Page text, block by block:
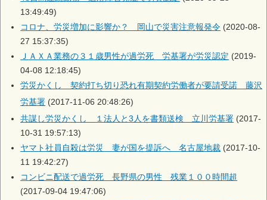
13:49:49)
コロナ、労災増加に影響か？ 岡山で災害注意報発令 (2020-08-
27 15:37:35)
ＪＡＸＡ業務の３１歳男性が過労死 労基署が労災認定 (2019-
04-08 12:18:45)
労災かくし 契約打ち切り恐れ有期契約労働者が要請受諾 藤沢
労基署 (2017-11-06 20:48:26)
共謀し労災かくし １法人と3人を書類送検 立川労基署 (2017-
10-31 19:57:13)
ヤマト社員自殺は労災 妻が国を提訴へ 名古屋地裁 (2017-10-
11 19:42:27)
コンビニ配送で過労死 長野県の男性 残業１００時間超
(2017-09-04 19:47:06)